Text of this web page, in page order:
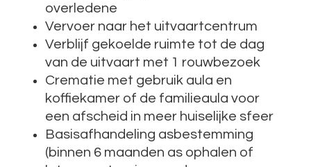
overledene
Vervoer naar het uitvaartcentrum
Verblijf gekoelde ruimte tot de dag
van de uitvaart met 1 rouwbezoek
Crematie met gebruik aula en
koffiekamer of de familieaula voor
een afscheid in meer huiselijke sfeer
Basisafhandeling asbestemming
(binnen 6 maanden as ophalen of